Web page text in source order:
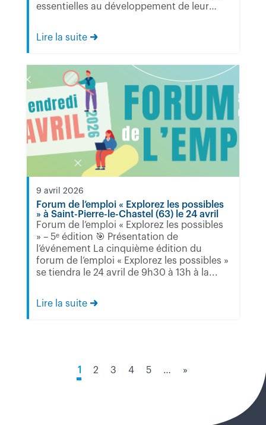
essentielles au développement de leur
Lire la suite
Forum de l’emploi « Explorez les possibles
» à Saint-Pierre-le-Chastel (63) le 24 avril
9 avril 2026
Forum de l’emploi « Explorez les possibles
» – 5ᵉ édition 🎯 Présentation de
l’événement La cinquième édition du
forum de l’emploi « Explorez les possibles »
se tiendra le 24 avril de 9h30 à 13h à la...
Lire la suite
1 2 3 4 5 … »